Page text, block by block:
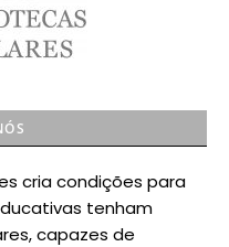
cria condições para
tenham
capazes de